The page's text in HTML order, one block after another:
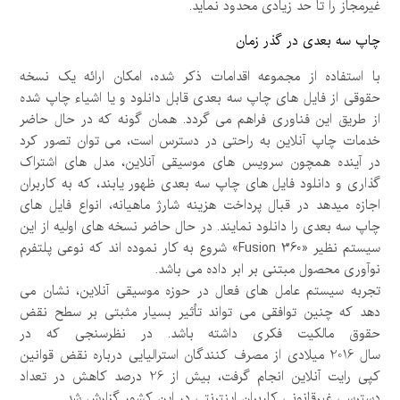
غیرمجاز را تا حد زیادی محدود نماید.
چاپ سه بعدی در گذر زمان
با استفاده از مجموعه اقدامات ذکر شده، امکان ارائه یک نسخه
حقوقی از فایل های چاپ سه بعدی قابل دانلود و یا اشیاء چاپ شده
از طریق این فناوری فراهم می گردد. همان گونه که در حال حاضر
خدمات چاپ آنلاین به راحتی در دسترس است، می توان تصور کرد
در آینده همچون سرویس های موسیقی آنلاین، مدل های اشتراک
گذاری و دانلود فایل های چاپ سه بعدی ظهور یابند، که به کاربران
اجازه میدهد در قبال پرداخت هزینه شارژ ماهیانه، انواع فایل های
چاپ سه بعدی را دانلود نمایند. در حال حاضر نسخه های اولیه از این
سیستم نظیر «Fusion 360» شروع به کار نموده اند که نوعی پلتفرم
نوآوری محصول مبتنی بر ابر داده می باشد.
تجربه سیستم عامل های فعال در حوزه موسیقی آنلاین، نشان می
دهد که چنین توافقی می تواند تأثیر بسیار مثبتی بر سطح نقض
حقوق مالکیت فکری داشته باشد. در نظرسنجی که در
سال 2016 میلادی از مصرف کنندگان استرالیایی درباره نقض قوانین
کپی رایت آنلاین انجام گرفت، بیش از26 درصد کاهش در تعداد